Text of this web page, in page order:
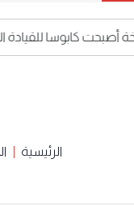
كابوسا للقيادة
الرئيسية